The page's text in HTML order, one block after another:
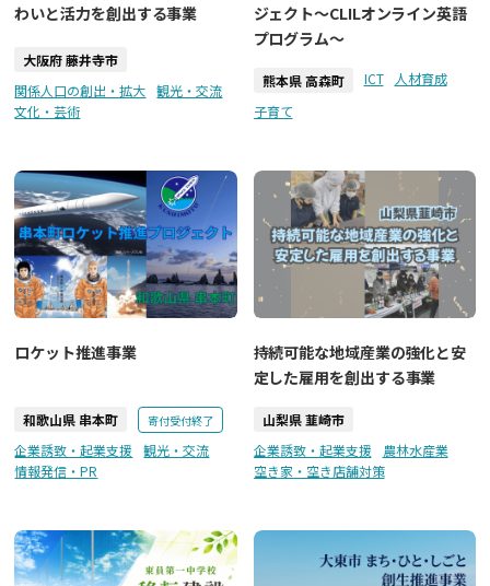
わいと活力を創出する事業
大阪府 藤井寺市
関係人口の創出・拡大
観光・交流
文化・芸術
ジェクト～CLILオンライン英語
プログラム～
熊本県 高森町 ICT
人材育成
子育て
ロケット推進事業
和歌山県 串本町 寄付受付終了
企業誘致・起業支援
観光・交流
情報発信・PR
持続可能な地域産業の強化と安
定した雇用を創出する事業
山梨県 韮崎市
企業誘致・起業支援
農林水産業
空き家・空き店舗対策